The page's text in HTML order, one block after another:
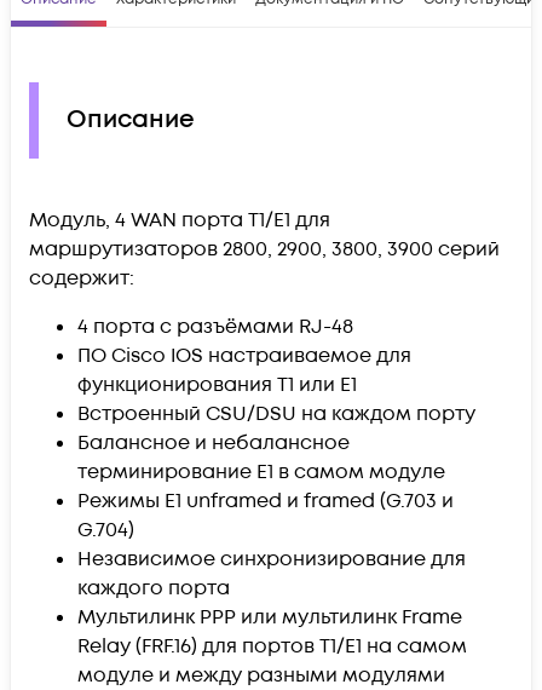
Описание
Модуль, 4 WAN порта T1/E1 для
маршрутизаторов 2800, 2900, 3800, 3900 серий
содержит:
4 порта с разъёмами RJ-48
ПО Cisco IOS настраиваемое для
функционирования T1 или E1
Встроенный CSU/DSU на каждом порту
Балансное и небалансное
терминирование E1 в самом модуле
Режимы E1 unframed и framed (G.703 и
G.704)
Независимое синхронизирование для
каждого порта
Мультилинк PPP или мультилинк Frame
Relay (FRF.16) для портов T1/E1 на самом
модуле и между разными модулями